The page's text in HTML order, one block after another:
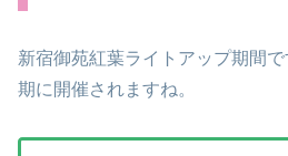
新宿御苑紅葉ライトアップ期間
期に開催されますね。